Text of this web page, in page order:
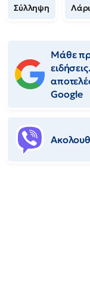
Σύλληψη
Μάθε
Google